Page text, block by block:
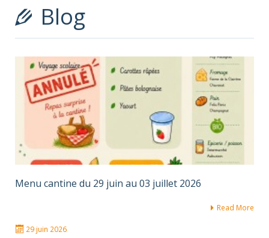
Le Lundi, mercredi et vendredi : de 15h00 à 18h30
Blog
Menu cantine du 29 juin au 03 juillet 2026
Read More
29 juin 2026